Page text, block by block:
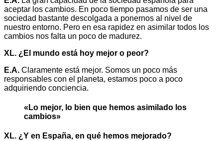
aceptar los cambios. En poco tiempo pasamos de ser una
sociedad bastante descolgada a ponernos al nivel de
nuestro entorno. Pero en esa rapidez en asimilar todos los
cambios nos falta un poco de madurez.
XL. ¿El mundo está hoy mejor o peor?
E.A. Claramente está mejor. Somos un poco más
responsables con el planeta, estamos poco a poco
adquiriendo conciencia.
«Lo mejor, lo bien que hemos asimilado los
cambios»
XL. ¿Y en España, en qué hemos mejorado?